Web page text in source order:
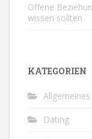
Offene
wissen sollten
KATEGORIEN
Allgemeines
Dating